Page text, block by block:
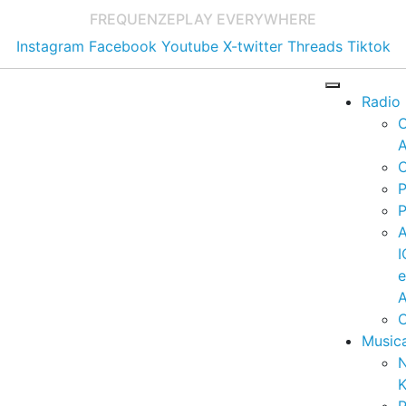
FREQUENZEPLAY EVERYWHERE
Instagram Facebook Youtube X-twitter Threads Tiktok
Radio
e